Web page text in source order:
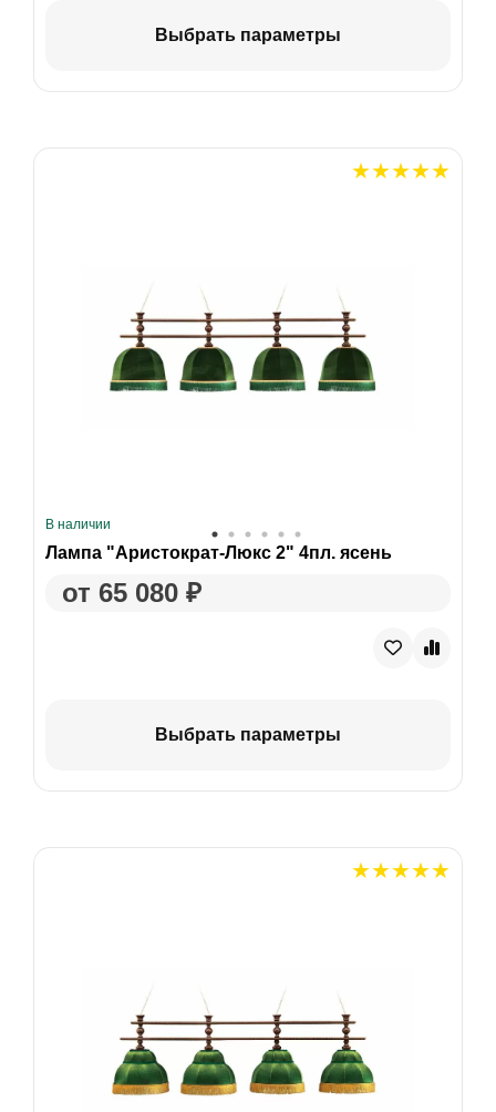
Выбрать параметры
В наличии
Лампа "Аристократ-Люкс 2" 4пл. ясень
от 65 080 ₽
Выбрать параметры